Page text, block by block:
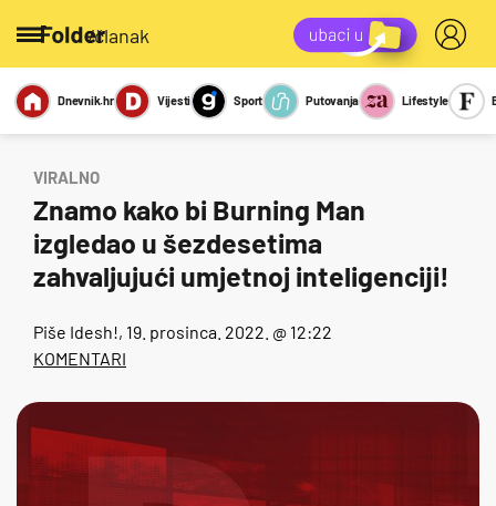
/članak
Miks Kviz
Report
Sexy
Dnevnik.hr Vijesti Sport Putovanja Lifestyle
VIRALNO
Znamo kako bi Burning Man
izgledao u šezdesetima
zahvaljujući umjetnoj inteligenciji!
Piše Idesh!, 19. prosinca. 2022. @ 12:22
KOMENTARI